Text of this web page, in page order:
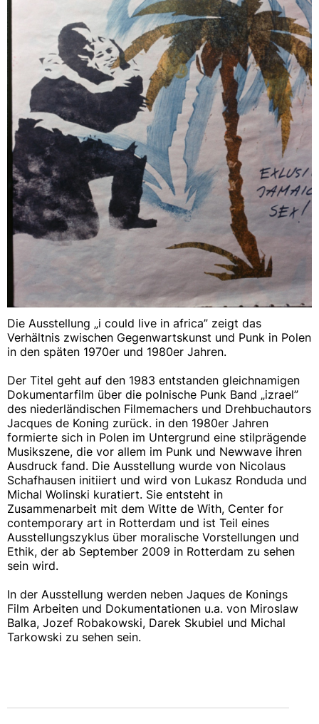
Die Ausstellung „i could live in africa” zeigt das
Verhältnis zwischen Gegenwartskunst und Punk in Polen
in den späten 1970er und 1980er Jahren.
Der Titel geht auf den 1983 entstanden gleichnamigen
Dokumentarfilm über die polnische Punk Band „izrael”
des niederländischen Filmemachers und Drehbuchautors
Jacques de Koning zurück. in den 1980er Jahren
formierte sich in Polen im Untergrund eine stilprägende
Musikszene, die vor allem im Punk und Newwave ihren
Ausdruck fand. Die Ausstellung wurde von Nicolaus
Schafhausen initiiert und wird von Lukasz Ronduda und
Michal Wolinski kuratiert. Sie entsteht in
Zusammenarbeit mit dem Witte de With, Center for
contemporary art in Rotterdam und ist Teil eines
Ausstellungszyklus über moralische Vorstellungen und
Ethik, der ab September 2009 in Rotterdam zu sehen
sein wird.
In der Ausstellung werden neben Jaques de Konings
Film Arbeiten und Dokumentationen u.a. von Miroslaw
Balka, Jozef Robakowski, Darek Skubiel und Michal
Tarkowski zu sehen sein.